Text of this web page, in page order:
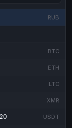
RUB
BTC
ETH
LTC
XMR
USDT